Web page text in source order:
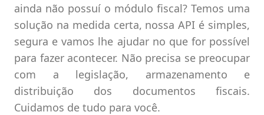
ainda não possuí o módulo fiscal? Temos uma
solução na medida certa, nossa API é simples,
segura e vamos lhe ajudar no que for possível
para fazer acontecer. Não precisa se preocupar
com a legislação, armazenamento e
distribuição dos documentos fiscais.
Cuidamos de tudo para você.